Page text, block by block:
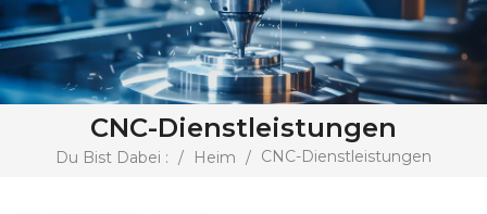
CNC-Dienstleistungen
Du Bist Dabei : / Heim / CNC-Dienstleistungen